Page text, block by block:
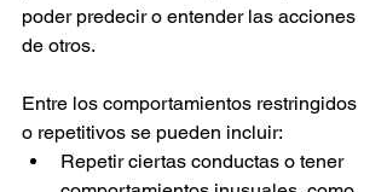
poder predecir o entender las acciones
de otros.
Entre los comportamientos restringidos
o repetitivos se pueden incluir:
Repetir ciertas conductas o tener